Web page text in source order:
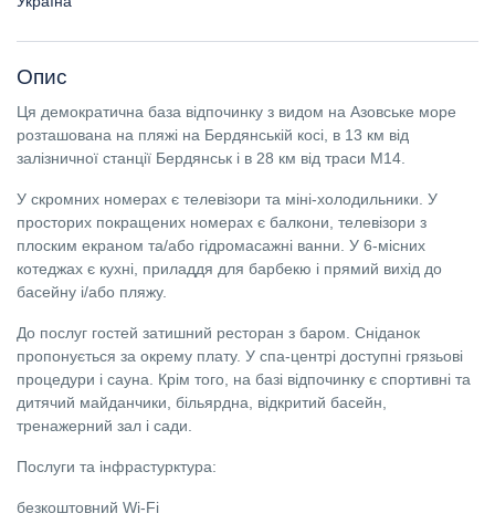
Опис
Ця демократична база відпочинку з видом на Азовське море
розташована на пляжі на Бердянській косі, в 13 км від
залізничної станції Бердянськ і в 28 км від траси М14.
У скромних номерах є телевізори та міні-холодильники. У
просторих покращених номерах є балкони, телевізори з
плоским екраном та/або гідромасажні ванни. У 6-місних
котеджах є кухні, приладдя для барбекю і прямий вихід до
басейну і/або пляжу.
До послуг гостей затишний ресторан з баром. Сніданок
пропонується за окрему плату. У спа-центрі доступні грязьові
процедури і сауна. Крім того, на базі відпочинку є спортивні та
дитячий майданчики, більярдна, відкритий басейн,
тренажерний зал і сади.
Послуги та інфрастурктура:
безкоштовний Wi-Fi